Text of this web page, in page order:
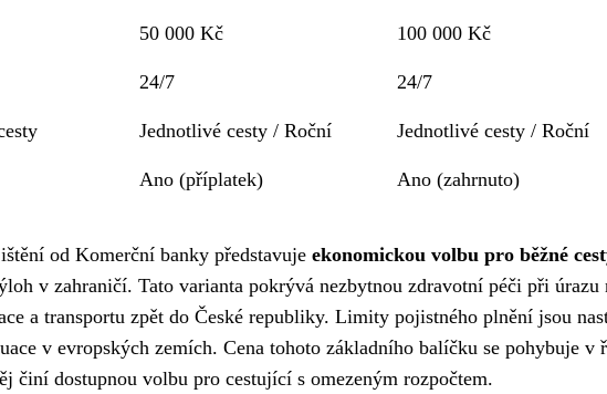
50 000 Kč 100 000 Kč
24/7 24/7
Jednotlivé cesty / Roční Jednotlivé cesty / Roční
Ano (příplatek) Ano (zahrnuto)
od Komerční banky představuje ekonomickou volbu pro běžné
v zahraničí. Tato varianta pokrývá nezbytnou zdravotní péči při úrazu
a transportu zpět do České republiky. Limity pojistného plnění jsou
v evropských zemích. Cena tohoto základního balíčku se pohybuje v
činí dostupnou volbu pro cestující s omezeným rozpočtem.